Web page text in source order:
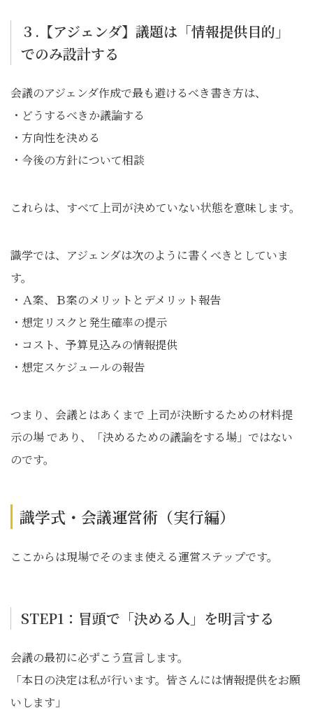
３.【アジェンダ】議題は「情報提供目的」
でのみ設計する
会議のアジェンダ作成で最も避けるべき書き方は、
・どうするべきか議論する
・方向性を決める
・今後の方針について相談
これらは、すべて上司が決めていない状態を意味します。
識学では、アジェンダは次のように書くべきとしていま
す。
・Ａ案、Ｂ案のメリットとデメリット報告
・想定リスクと発生確率の提示
・コスト、予算見込みの情報提供
・想定スケジュールの報告
つまり、会議とはあくまで 上司が決断するための材料提
示の場 であり、「決めるための議論をする場」ではない
のです。
識学式・会議運営術（実行編）
ここからは現場でそのまま使える運営ステップです。
STEP1：冒頭で「決める人」を明言する
会議の最初に必ずこう宣言します。
「本日の決定は私が行います。皆さんには情報提供をお願
いします」